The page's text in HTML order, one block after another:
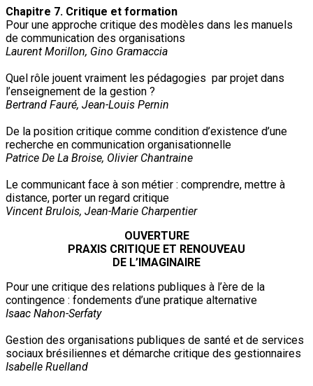
Chapitre 7. Critique et formation
Pour une approche critique des modèles dans les manuels
de communication des organisations
Laurent Morillon, Gino Gramaccia
Quel rôle jouent vraiment les pédagogies par projet dans
l’enseignement de la gestion ?
Bertrand Fauré, Jean-Louis Pernin
De la position critique comme condition d’existence d’une
recherche en communication organisationnelle
Patrice De La Broise, Olivier Chantraine
Le communicant face à son métier : comprendre, mettre à
distance, porter un regard critique
Vincent Brulois, Jean-Marie Charpentier
OUVERTURE
PRAXIS CRITIQUE ET RENOUVEAU
DE L’IMAGINAIRE
Pour une critique des relations publiques à l’ère de la
contingence : fondements d’une pratique alternative
Isaac Nahon-Serfaty
Gestion des organisations publiques de santé et de services
sociaux brésiliennes et démarche critique des gestionnaires
Isabelle Ruelland